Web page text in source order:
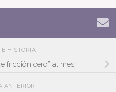
HISTORIA
fricción cero” al mes
ANTERIOR